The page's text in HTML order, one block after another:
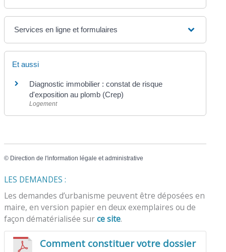
Services en ligne et formulaires
Et aussi
Diagnostic immobilier : constat de risque
d'exposition au plomb (Crep)
Logement
© Direction de l'information légale et administrative
LES DEMANDES :
Les demandes d’urbanisme peuvent être déposées en
maire, en version papier en deux exemplaires ou de
façon dématérialisée surce site.
Comment constituer votre dossier